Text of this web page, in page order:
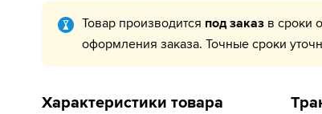
Товар производится под заказ в сроки
оформления заказа. Точные сроки
Характеристики товара